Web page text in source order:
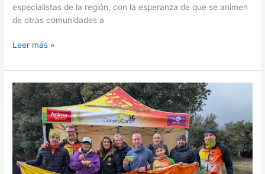
especialistas de la región, con la esperanza de que se animen
de otras comunidades a
Leer más »
Campeonato
de
España
de
Mushing
Tierra
Ólvega